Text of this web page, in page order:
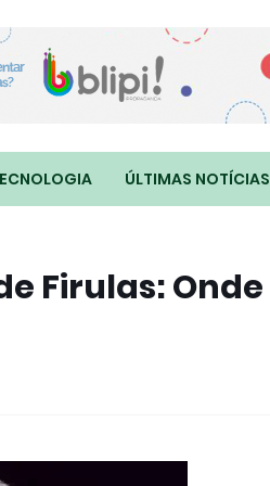
ÚLTIMAS NOTÍCIAS
Firulas: Onde